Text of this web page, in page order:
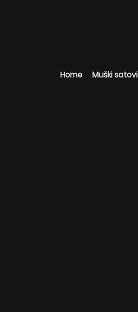
Home Muški satovi